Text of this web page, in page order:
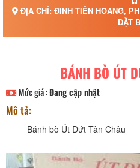
ĐỊA CHỈ: ĐINH TIÊN HOÀNG,
ĐẶT
BÁNH BÒ ÚT
Mức giá :Đang cập nhật
Mô tả:
Bánh bò Út Dứt Tân Châu